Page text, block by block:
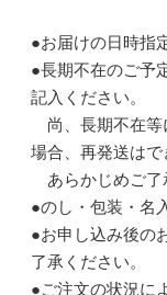
●お届けの日時指
●長期不在のご予
記入ください。
尚、長期不在等
場合、再発送はで
あらかじめご了
●のし・包装・名
●お申し込み後の
了承ください。
●ご注文の状況に